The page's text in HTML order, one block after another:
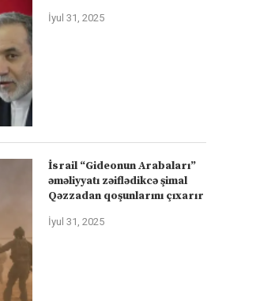
İyul 31, 2025
İsrail “Gideonun Arabaları”
əməliyyatı zəiflədikcə şimal
Qəzzadan qoşunlarını çıxarır
İyul 31, 2025